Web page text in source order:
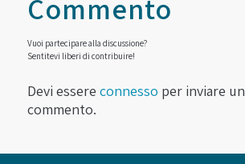
Commento
Vuoi partecipare alla discussione?
Sentitevi liberi di contribuire!
Devi essere connesso per inviare un
commento.